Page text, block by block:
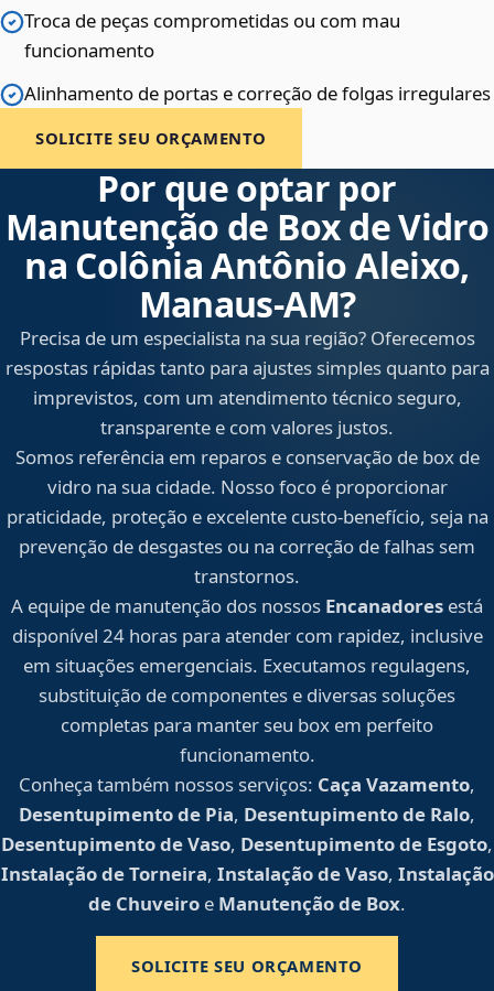
Troca de peças comprometidas ou com mau
funcionamento
Alinhamento de portas e correção de folgas irregulares
SOLICITE SEU ORÇAMENTO
Por que optar por
Manutenção de Box de Vidro
na Colônia Antônio Aleixo,
Manaus‑AM?
Precisa de um especialista na sua região? Oferecemos
respostas rápidas tanto para ajustes simples quanto para
imprevistos, com um atendimento técnico seguro,
transparente e com valores justos.
Somos referência em reparos e conservação de box de
vidro na sua cidade. Nosso foco é proporcionar
praticidade, proteção e excelente custo-benefício, seja na
prevenção de desgastes ou na correção de falhas sem
transtornos.
A equipe de manutenção dos nossos Encanadores está
disponível 24 horas para atender com rapidez, inclusive
em situações emergenciais. Executamos regulagens,
substituição de componentes e diversas soluções
completas para manter seu box em perfeito
funcionamento.
Conheça também nossos serviços: Caça Vazamento,
Desentupimento de Pia, Desentupimento de Ralo,
Desentupimento de Vaso, Desentupimento de Esgoto,
Instalação de Torneira, Instalação de Vaso, Instalação
de Chuveiro e Manutenção de Box.
SOLICITE SEU ORÇAMENTO